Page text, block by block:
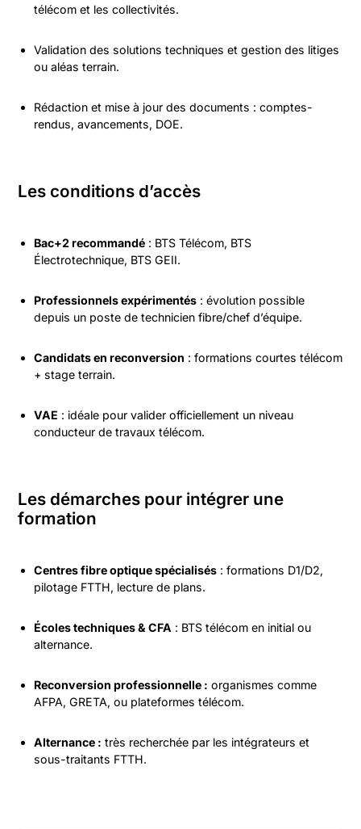
télécom et les collectivités.
Validation des solutions techniques et gestion des litiges
ou aléas terrain.
Rédaction et mise à jour des documents : comptes-
rendus, avancements, DOE.
Les conditions d’accès
Bac+2 recommandé : BTS Télécom, BTS
Électrotechnique, BTS GEII.
Professionnels expérimentés : évolution possible
depuis un poste de technicien fibre/chef d’équipe.
Candidats en reconversion : formations courtes télécom
+ stage terrain.
VAE : idéale pour valider officiellement un niveau
conducteur de travaux télécom.
Les démarches pour intégrer une
formation
Centres fibre optique spécialisés : formations D1/D2,
pilotage FTTH, lecture de plans.
Écoles techniques & CFA : BTS télécom en initial ou
alternance.
Reconversion professionnelle : organismes comme
AFPA, GRETA, ou plateformes télécom.
Alternance : très recherchée par les intégrateurs et
sous-traitants FTTH.